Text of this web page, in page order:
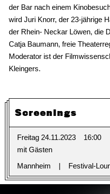
der Bar nach einem
wird Juri Knorr, der 23-jährige
der Rhein- Neckar Löwen, die
Catja Baumann, freie
Moderator ist der
Kleingers.
Screenings
Freitag 24.11.2023
16:00
mit Gästen
Mannheim
Festival-